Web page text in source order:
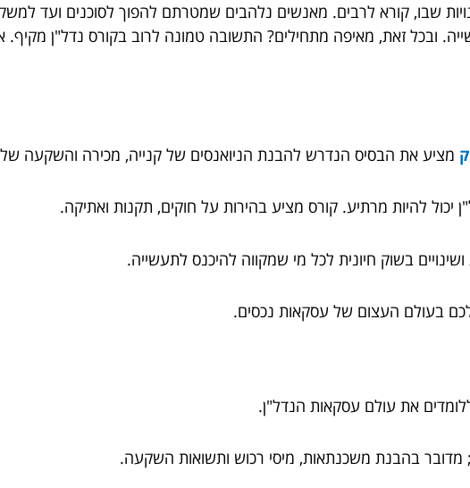
שבו, קורא לרבים. מאנשים נלהבים שמטרתם להפוך לסוכנים ועד
ובכל זאת, מאיפה מתחילים? התשובה טמונה לרוב בקורס נדל"ן מקיף.
מציע את הבסיס הנדרש להבנת הניואנסים של קנייה, מכירה והשקעה
יכול להיות מרתיע. קורס מציע בהירות על חוקים, תקנות ואתיקה.
בשוק חיונית לכל מי שמקווה להיכנס לתעשייה.
את עולם עסקאות הנדל"ן.
מדובר בהבנת משכנתאות, מיסי רכוש ותשואות השקעה.